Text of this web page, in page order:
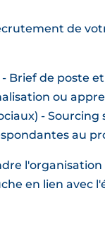
de
Brief de poste
ou
-
au
en lien avec